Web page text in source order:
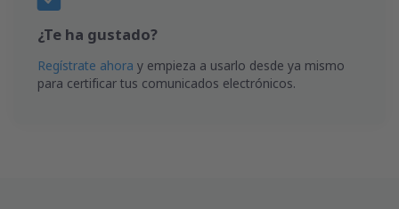
¿Te ha gustado?
Regístrate ahora y empieza a usarlo desde ya mismo
para certificar tus comunicados electrónicos.